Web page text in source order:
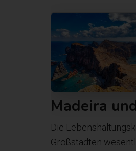
Madeira
Die
Großstädten